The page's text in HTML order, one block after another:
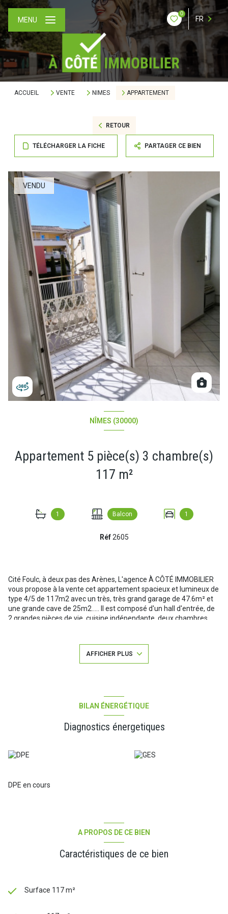
0
FR
MENU
ACCUEIL VENTE NIMES APPARTEMENT
RETOUR
TÉLÉCHARGER LA FICHE PARTAGER CE BIEN
VENDU
NÎMES (30000)
Appartement 5 pièce(s) 3 chambre(s)
117 m²
1 Balcon 1
Réf2605
Cité Foulc, à deux pas des Arènes, L'agence À CÔTÉ IMMOBILIER
vous propose à la vente cet appartement spacieux et lumineux de
type 4/5 de 117m2 avec un très, très grand garage de 47.6m² et
une grande cave de 25m2..... Il est composé d'un hall d'entrée, de
2 grandes pièces de vie, cuisine indépendante, deux chambres
Par le croquis avec les surfaces et la visite guidée joints avec
Climatisation dans les pièces de vies.
La taxe foncière est de 1985 euros, et les charges courantes sont
d'environ 120 Euros par mois incluant l'entretien de la copropriété
disponibles sur le site Géorisques : www.georisques.gouv.fr
AFFICHER PLUS
BILAN ÉNERGÉTIQUE
Diagnostics énergetiques
DPE en cours
A PROPOS DE CE BIEN
Caractéristiques de ce bien
Surface 117 m²